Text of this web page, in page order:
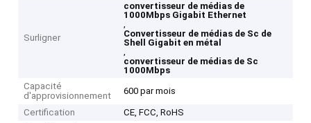
Surligner
convertisseur de médias de
1000Mbps Gigabit Ethernet
,
Convertisseur de médias de Sc de
Shell Gigabit en métal
,
convertisseur de médias de Sc
1000Mbps
Capacité
d'approvisionnement
600 par mois
Certification
CE, FCC, RoHS